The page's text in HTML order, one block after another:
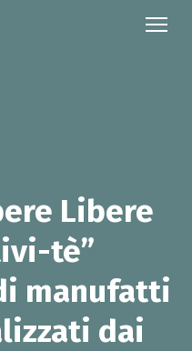
Libere
tè”
manufatti
dai